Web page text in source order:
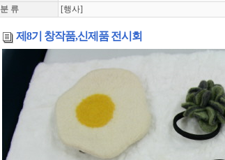
분 류
[행사]
제8기 창작품,신제품 전시회